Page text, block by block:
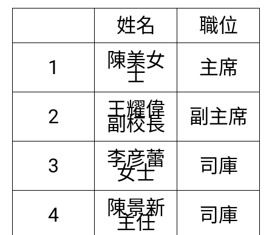
姓名
職位
1
陳美女
士 主席
2 王耀偉
副校長 副主席
3 李彦蕾
女士 司庫
4 陳景新
主任 司庫